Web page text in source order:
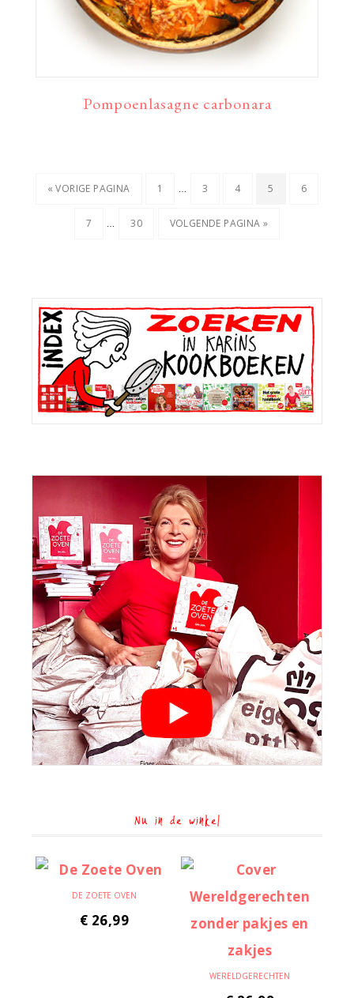
Pompoenlasagne carbonara
«GA
VORIGE PAGINA PAGINA
1
Interim
zijn
… PAGINA
3 PAGINA
4 PAGINA
5 PAGINA
6
PAGINA
7
Interim
… PAGINA
30
GA
VOLGENDE PAGINA »
Primaire
Sidebar
Nu in de winkel
DE ZOETE OVEN
€ 26,99
WERELDGERECHTEN